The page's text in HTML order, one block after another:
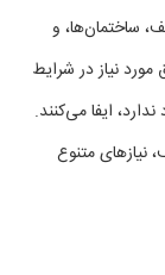
ساختمان‌ها، و
نیاز در شرایط
ایفا می‌کنند.
نیازهای متنوع